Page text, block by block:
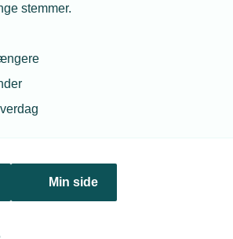
stemmer.
Min side
de lokale landbrugsmaskiner